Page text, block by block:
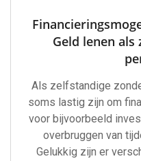
Geld lenen
Als zelfstandige
soms lastig zijn om
voor bijvoorbeeld
overbruggen van
Gelukkig zijn er